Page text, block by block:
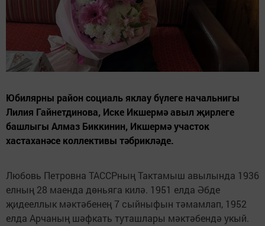
Юбилярны район социаль яклау бүлеге начальнигы
Лилия Гайнетдинова, Иске Икшермә авыл җирлеге
башлыгы Алмаз Биккинин, Икшермә участок
хастаханәсе коллективы тәбрикләде.
Любовь Петровна ТАССРның Тактамыш авылында 1936
елның 28 маенда дөньяга килә. 1951 елда Әбде
җидееллык мәктәбенең 7 сыйныфын тәмамлап, 1952
елда Арчаның шәфкать туташлары мәктәбендә укый.